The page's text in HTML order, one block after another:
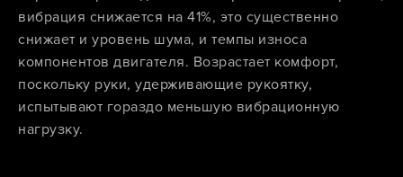
вибрация снижается на 41%, это существенно
снижает и уровень шума, и темпы износа
компонентов двигателя. Возрастает комфорт,
поскольку руки, удерживающие рукоятку,
испытывают гораздо меньшую вибрационную
нагрузку.